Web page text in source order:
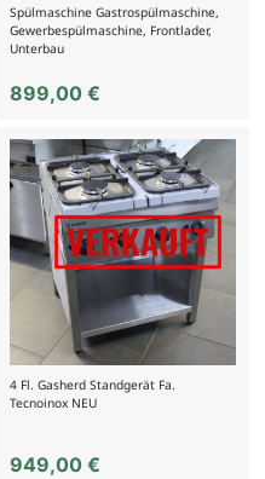
Spülmaschine Gastrospülmaschine,
Gewerbespülmaschine, Frontlader,
Unterbau
899,00€
4 Fl. Gasherd Standgerät Fa.
Tecnoinox NEU
949,00€